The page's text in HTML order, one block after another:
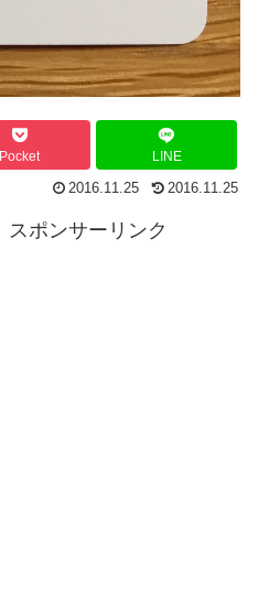
Pocket LINE
2016.11.25 2016.11.25
スポンサーリンク